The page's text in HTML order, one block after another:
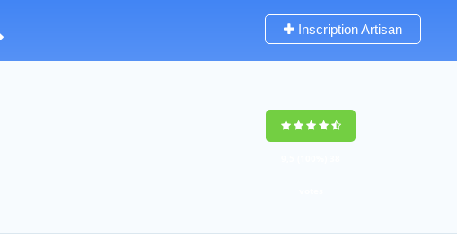
Inscription Artisan